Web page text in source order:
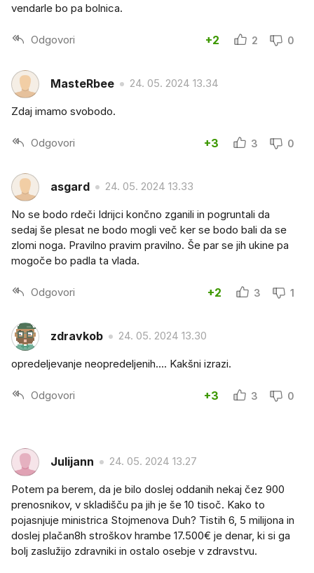
vendarle bo pa bolnica.
Odgovori +2 2 0
MasteRbee 24. 05. 2024 13.34
Zdaj imamo svobodo.
Odgovori +3 3 0
asgard 24. 05. 2024 13.33
No se bodo rdeči Idrijci končno zganili in pogruntali da
sedaj še plesat ne bodo mogli več ker se bodo bali da se
zlomi noga. Pravilno pravim pravilno. Še par se jih ukine pa
mogoče bo padla ta vlada.
Odgovori +2 3 1
zdravkob 24. 05. 2024 13.30
opredeljevanje neopredeljenih.... Kakšni izrazi.
Odgovori +3 3 0
Julijann 24. 05. 2024 13.27
Potem pa berem, da je bilo doslej oddanih nekaj čez 900
prenosnikov, v skladišču pa jih je še 10 tisoč. Kako to
pojasnjuje ministrica Stojmenova Duh? Tistih 6, 5 milijona in
doslej plačan8h stroškov hrambe 17.500€ je denar, ki si ga
bolj zaslužijo zdravniki in ostalo osebje v zdravstvu.